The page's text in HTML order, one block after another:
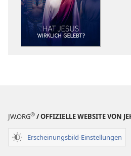
JW.ORG® / OFFIZIELLE WEBSITE VON
Erscheinungsbild-Einstellungen